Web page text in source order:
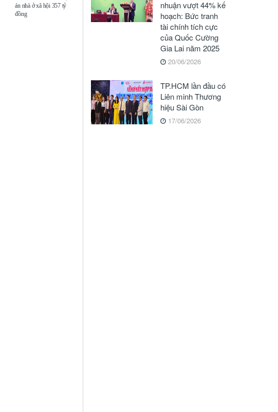
án nhà ở xã hội 357 tỷ
đồng
nhuận vượt 44% kế
hoạch: Bức tranh
tài chính tích cực
của Quốc Cường
Gia Lai năm 2025
20/06/2026
TP.HCM lần đầu có
Liên minh Thương
hiệu Sài Gòn
17/06/2026